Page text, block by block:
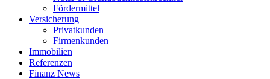
Fördermittel
Versicherung
Privatkunden
Firmenkunden
Immobilien
Referenzen
Finanz News